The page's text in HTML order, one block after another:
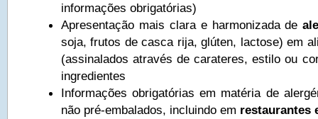
informações obrigatórias)
Apresentação mais clara e harmonizada de
soja, frutos de casca rija, glúten, lactose) em
(assinalados através de carateres, estilo ou
ingredientes
Informações obrigatórias em matéria de
não pré‑embalados, incluindo em restaurantes